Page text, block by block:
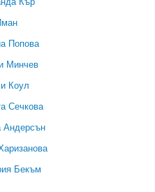
Попова
Минчев
Коул
Сечкова
Андерсън
Бекъм